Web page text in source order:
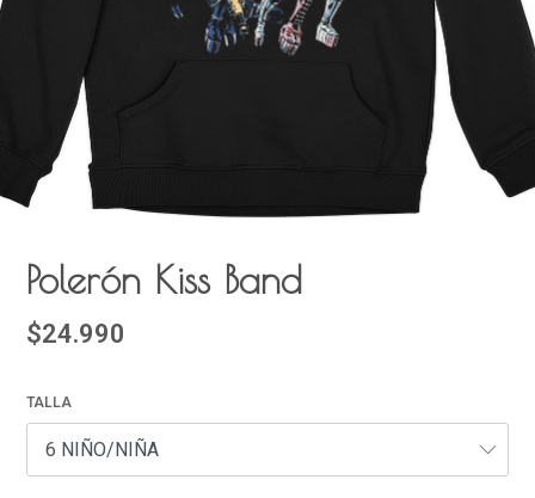
Polerón Kiss Band
$24.990
TALLA